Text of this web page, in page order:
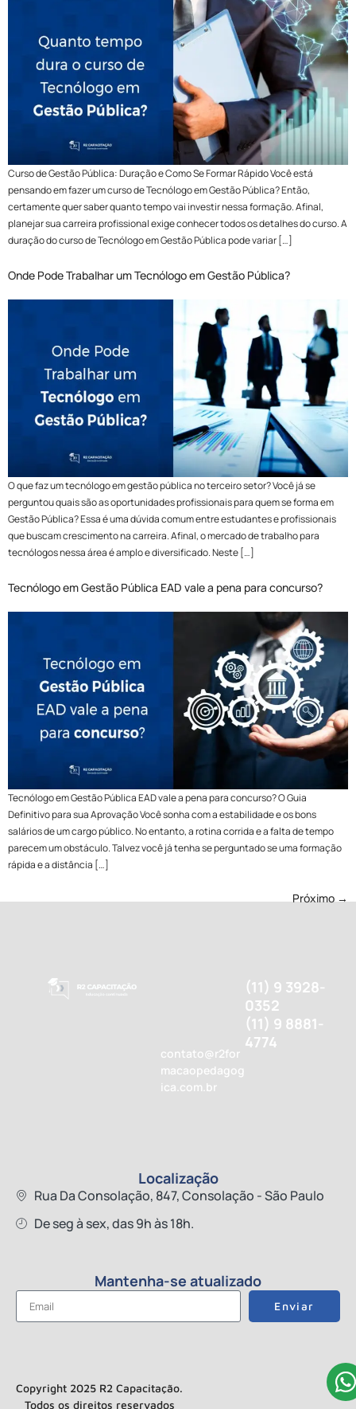
Curso de Gestão Pública: Duração e Como Se Formar Rápido Você está
pensando em fazer um curso de Tecnólogo em Gestão Pública? Então,
certamente quer saber quanto tempo vai investir nessa formação. Afinal,
planejar sua carreira profissional exige conhecer todos os detalhes do curso. A
duração do curso de Tecnólogo em Gestão Pública pode variar […]
Onde Pode Trabalhar um Tecnólogo em Gestão Pública?
O que faz um tecnólogo em gestão pública no terceiro setor? Você já se
perguntou quais são as oportunidades profissionais para quem se forma em
Gestão Pública? Essa é uma dúvida comum entre estudantes e profissionais
que buscam crescimento na carreira. Afinal, o mercado de trabalho para
tecnólogos nessa área é amplo e diversificado. Neste […]
Tecnólogo em Gestão Pública EAD vale a pena para concurso?
Tecnólogo em Gestão Pública EAD vale a pena para concurso? O Guia
Definitivo para sua Aprovação Você sonha com a estabilidade e os bons
salários de um cargo público. No entanto, a rotina corrida e a falta de tempo
parecem um obstáculo. Talvez você já tenha se perguntado se uma formação
rápida e a distância […]
Próximo→
contato@r2for
macaopedagog
ica.com.br
(11) 9 3928-
0352
(11) 9 8881-
4774
Localização
Rua Da Consolação, 847, Consolação - São Paulo
De seg à sex, das 9h às 18h.
Mantenha-se atualizado
Enviar
Copyright 2025 R2 Capacitação.
Todos os direitos reservados